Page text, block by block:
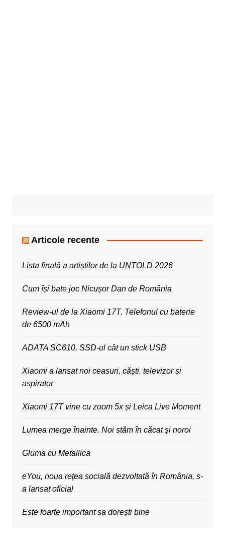
Articole recente
Lista finală a artiștilor de la UNTOLD 2026
Cum își bate joc Nicușor Dan de România
Review-ul de la Xiaomi 17T. Telefonul cu baterie
de 6500 mAh
ADATA SC610, SSD-ul cât un stick USB
Xiaomi a lansat noi ceasuri, căști, televizor și
aspirator
Xiaomi 17T vine cu zoom 5x și Leica Live Moment
Lumea merge înainte. Noi stăm în căcat și noroi
Gluma cu Metallica
eYou, noua rețea socială dezvoltată în România, s-
a lansat oficial
Este foarte important sa dorești bine